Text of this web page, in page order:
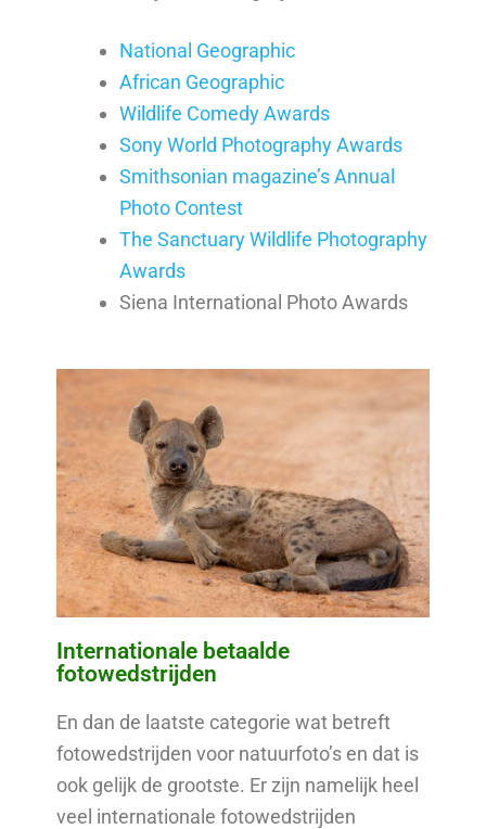
National Geographic
African Geographic
Wildlife Comedy Awards
Sony World Photography Awards
Smithsonian magazine’s Annual
Photo Contest
The Sanctuary Wildlife Photography
Awards
Siena International Photo Awards
Internationale betaalde
fotowedstrijden
En dan de laatste categorie wat betreft
fotowedstrijden voor natuurfoto’s en dat is
ook gelijk de grootste. Er zijn namelijk heel
veel internationale fotowedstrijden